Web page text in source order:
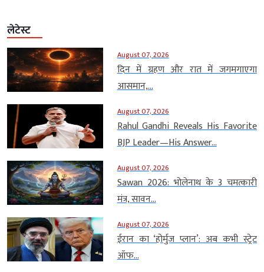
लेटेस्ट
August 07, 2026
दिन में ग्रहण और रात में जगमगाएगा
आसमान,...
August 07, 2026
Rahul Gandhi Reveals His Favorite
BJP Leader—His Answer...
August 07, 2026
Sawan 2026: भोलेनाथ के 3 चमत्कारी
मंत्र, सावन...
August 07, 2026
ईरान का ‘होर्मुज प्लान’: अब कभी स्ट्रेट
ऑफ...